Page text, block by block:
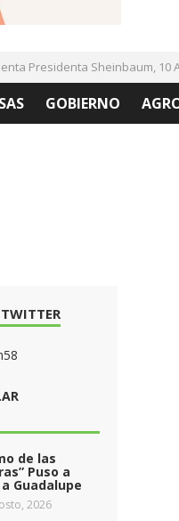
Presidenta Sheinbaum, 10
GOBIERNO
de las
Puso a
Guadalupe
2026